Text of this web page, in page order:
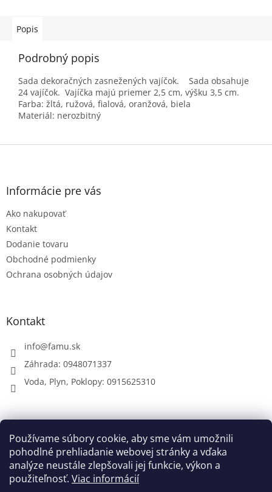
Používame súbory cookie, aby sme vám umožnili
pohodlné prehliadanie webovej stránky a vďaka
analýze neustále zlepšovali jej funkcie, výkon a
použiteľnosť. Viac informácií
Popis
Podrobný popis
Sada dekoračných zasnežených vajíčok. Sada obsahuje
24 vajíčok. Vajíčka majú priemer 2,5 cm, výšku 3,5 cm.
Farba: žltá, ružová, fialová, oranžová, biela
Materiál: nerozbitný
Z
Informácie pre vás
Ako nakupovať
Kontakt
Dodanie tovaru
Obchodné podmienky
Ochrana osobných údajov
Kontakt
info@famu.sk
Záhrada: 0948071337
Voda, Plyn, Poklopy: 0915625310